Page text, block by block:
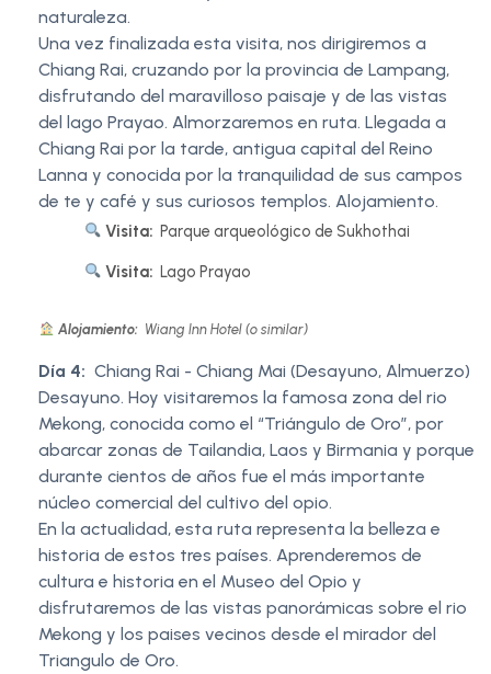
naturaleza.
Una vez finalizada esta visita, nos dirigiremos a
Chiang Rai, cruzando por la provincia de Lampang,
disfrutando del maravilloso paisaje y de las vistas
del lago Prayao. Almorzaremos en ruta. Llegada a
Chiang Rai por la tarde, antigua capital del Reino
Lanna y conocida por la tranquilidad de sus campos
de te y café y sus curiosos templos. Alojamiento.
Visita: Parque arqueológico de Sukhothai
Visita: Lago Prayao
Alojamiento: Wiang Inn Hotel (o similar)
Día 4: Chiang Rai - Chiang Mai (Desayuno, Almuerzo)
Desayuno. Hoy visitaremos la famosa zona del rio
Mekong, conocida como el “Triángulo de Oro”, por
abarcar zonas de Tailandia, Laos y Birmania y porque
durante cientos de años fue el más importante
núcleo comercial del cultivo del opio.
En la actualidad, esta ruta representa la belleza e
historia de estos tres países. Aprenderemos de
cultura e historia en el Museo del Opio y
disfrutaremos de las vistas panorámicas sobre el rio
Mekong y los paises vecinos desde el mirador del
Triangulo de Oro.